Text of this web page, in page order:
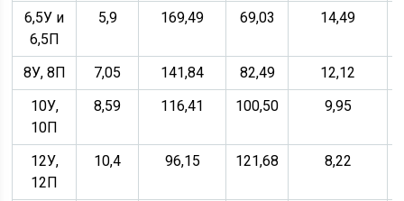
6,5У и
6,5П
5,9 169,49 69,03 14,49
8У, 8П 7,05 141,84 82,49 12,12
10У,
10П
8,59 116,41 100,50 9,95
12У,
12П
10,4 96,15 121,68 8,22